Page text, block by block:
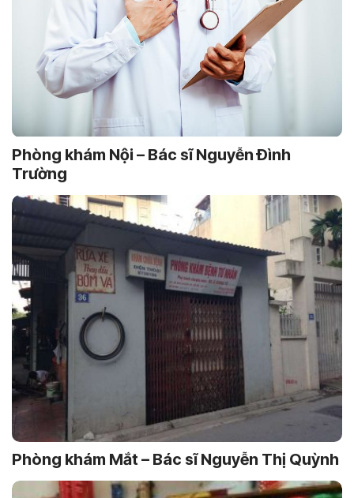
Phòng khám Nội – Bác sĩ Nguyễn Ðình
Trường
Phòng khám Mắt – Bác sĩ Nguyễn Thị Quỳnh